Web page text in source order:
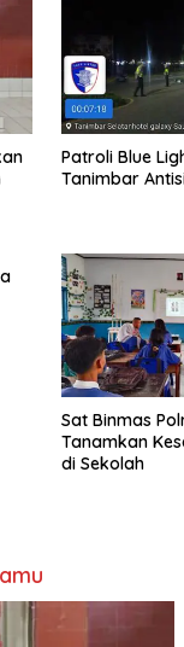
Patroli Blue
Tanimbar
Sat Binmas
Tanamkan
di Sekolah